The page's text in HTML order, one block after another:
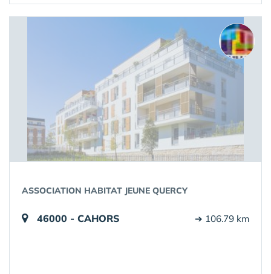
ASSOCIATION HABITAT JEUNE QUERCY
46000 - CAHORS ➔ 106.79 km